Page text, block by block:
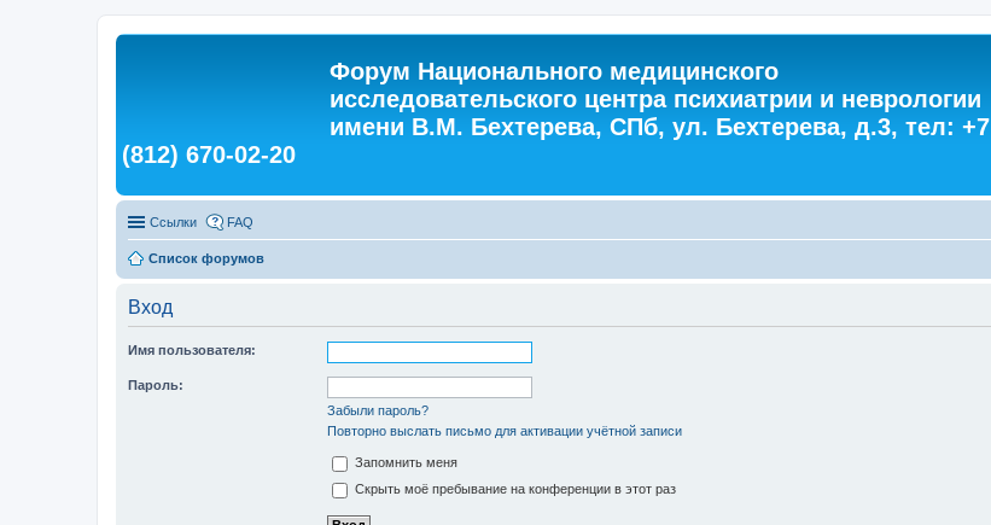
Форум Национального медицинского
исследовательского центра психиатрии и неврологии
имени В.М. Бехтерева, СПб, ул. Бехтерева, д.3, тел: +7
(812) 670-02-20
Ссылки FAQ
Список форумов
Вход
Имя пользователя:
Пароль:
Забыли пароль?
Повторно выслать письмо для активации учётной записи
Запомнить меня
Скрыть моё пребывание на конференции в этот раз